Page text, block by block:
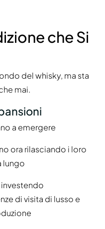
che Si
del whisky, ma sta
mai.
a emergere
ora rilasciando i loro
lungo
di visita di lusso e